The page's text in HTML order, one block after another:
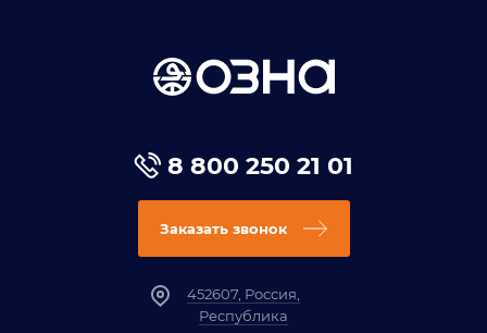
8 800 250 21 01
Заказать звонок
452607, Россия,
Республика